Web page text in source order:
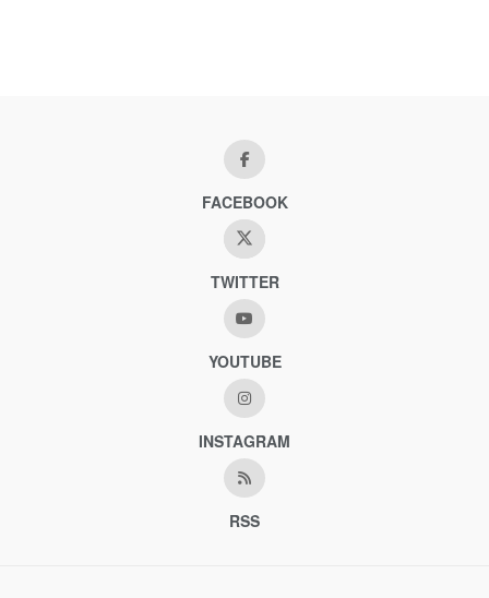
FACEBOOK
TWITTER
YOUTUBE
INSTAGRAM
RSS